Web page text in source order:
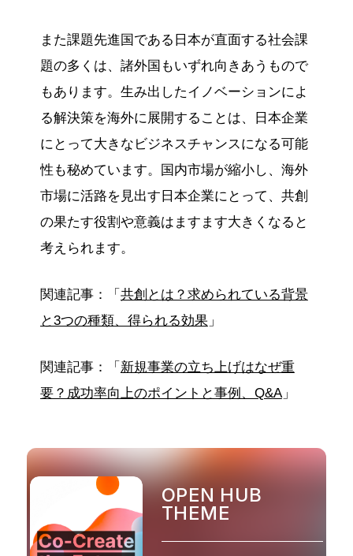
また課題先進国である日本が直面する社会課
題の多くは、諸外国もいずれ向きあうもので
もあります。生み出したイノベーションによ
る解決策を海外に展開することは、日本企業
にとって大きなビジネスチャンスになる可能
性も秘めています。国内市場が縮小し、海外
市場に活路を見出す日本企業にとって、共創
の果たす役割や意義はますます大きくなると
考えられます。
関連記事：「 共創とは？求められている背景
と3つの種類、得られる効果 」
関連記事：「 新規事業の立ち上げはなぜ重
要？成功率向上のポイントと事例、Q&A」
OPEN HUB
THEME